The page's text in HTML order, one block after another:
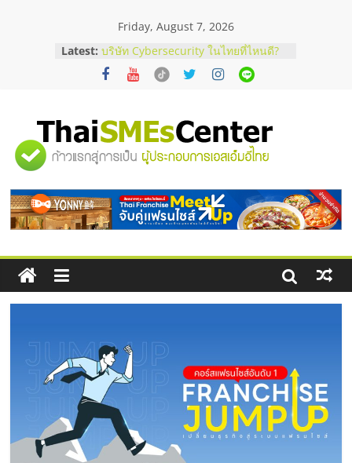
Friday, August 7, 2026
Latest: ร้านเครื่องเสียงคุณภาพสูง พร้อม
โซลูชันระบบภาพและเสียง
บริษัท Cybersecurity ในไทยที่ไหนดี?
อยากหาเงินทุน เพิ่มสภาพคล่องให้ธุรกิจ
เริ่มยังไงให้ผ่านฉลุย
สัมมนาออนไลน์ โอกาสบริหารสถานี
สัมมนาลงทุน แฟรนไชส์ยอนนี่
ThaiFranchise Meet Up จับคู่แฟรน
ไชส์ ครั้งที่ 8
"ศูนย์
รวม
ข้อมูล
ธุรกิจ
SME
แห่ง
ประเทศไทย,